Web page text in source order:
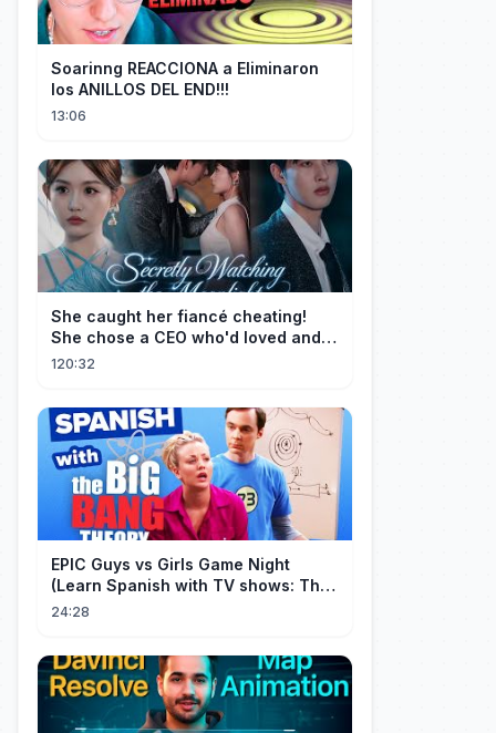
Soarinng REACCIONA a Eliminaron
los ANILLOS DEL END!!!
13:06
She caught her fiancé cheating!
She chose a CEO who'd loved and
cherished her for years. ❤️
120:32
EPIC Guys vs Girls Game Night
(Learn Spanish with TV shows: The
Big Bang Theory)
24:28